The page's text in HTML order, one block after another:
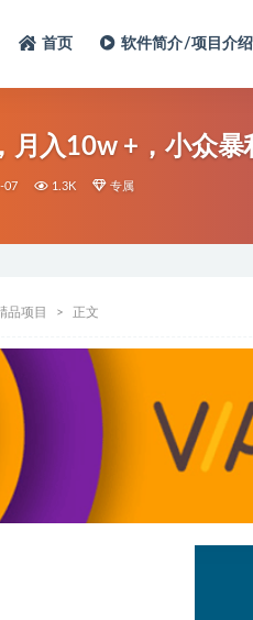
首页 软件简介/项目介绍
月入10w +，小众
07 1.3K 专属
品项目 正文